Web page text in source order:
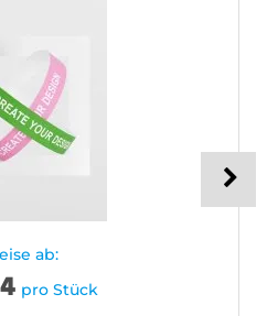
ab:
pro Stück